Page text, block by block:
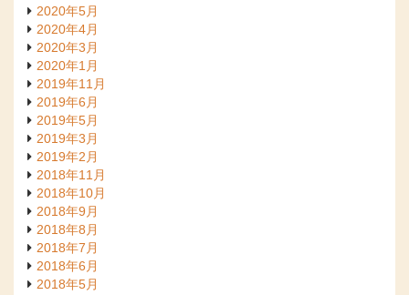
2020年5月
2020年4月
2020年3月
2020年1月
2019年11月
2019年6月
2019年5月
2019年3月
2019年2月
2018年11月
2018年10月
2018年9月
2018年8月
2018年7月
2018年6月
2018年5月